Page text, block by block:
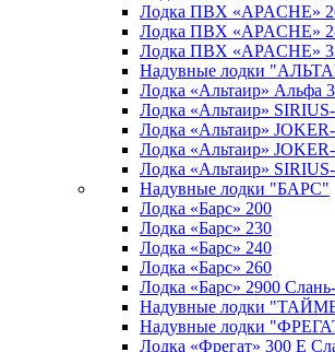
Лодка ПВХ «APACHE»
Лодка ПВХ «APACHE»
Лодка ПВХ «APACHE»
Надувные лодки
Лодка «Альтаир» Альфа
Лодка «Альтаир»
Лодка «Альтаир»
Лодка «Альтаир»
Лодка «Альтаир»
Надувные лодки "БАРС"
Лодка «Барс» 200
Лодка «Барс» 230
Лодка «Барс» 240
Лодка «Барс» 260
Лодка «Барс» 2900
Надувные лодки
Надувные лодки
Лодка «Фрегат» 300 Е